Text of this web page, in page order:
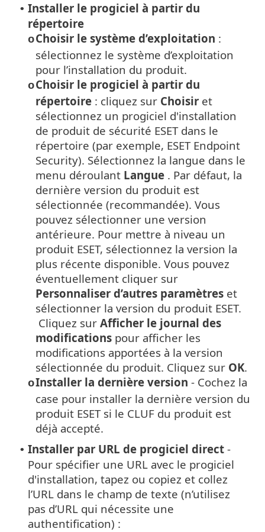
• Installer le progiciel à partir du
répertoire
oChoisir le système d’exploitation :
sélectionnez le système d’exploitation
pour l’installation du produit.
oChoisir le progiciel à partir du
répertoire : cliquez sur Choisir et
sélectionnez un progiciel d'installation
de produit de sécurité ESET dans le
répertoire (par exemple, ESET Endpoint
Security). Sélectionnez la langue dans le
menu déroulant Langue . Par défaut, la
dernière version du produit est
sélectionnée (recommandée). Vous
pouvez sélectionner une version
antérieure. Pour mettre à niveau un
produit ESET, sélectionnez la version la
plus récente disponible. Vous pouvez
éventuellement cliquer sur
Personnaliser d’autres paramètres et
sélectionner la version du produit ESET.
Cliquez sur Afficher le journal des
modifications pour afficher les
modifications apportées à la version
sélectionnée du produit. Cliquez sur OK.
oInstaller la dernière version - Cochez la
case pour installer la dernière version du
produit ESET si le CLUF du produit est
déjà accepté.
• Installer par URL de progiciel direct -
Pour spécifier une URL avec le progiciel
d'installation, tapez ou copiez et collez
l’URL dans le champ de texte (n’utilisez
pas d’URL qui nécessite une
authentification) :